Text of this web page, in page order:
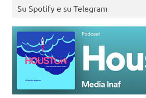
Su Spotify e su Telegram